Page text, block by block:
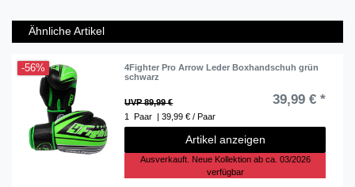
Ähnliche Artikel
-56%
4Fighter Pro Arrow Leder Boxhandschuh grün
schwarz
UVP 89,99 € 39,99 € *
1 Paar | 39,99 € / Paar
Artikel anzeigen
Ausverkauft. Neue Kollektion ab ca. 03/2026
verfügbar